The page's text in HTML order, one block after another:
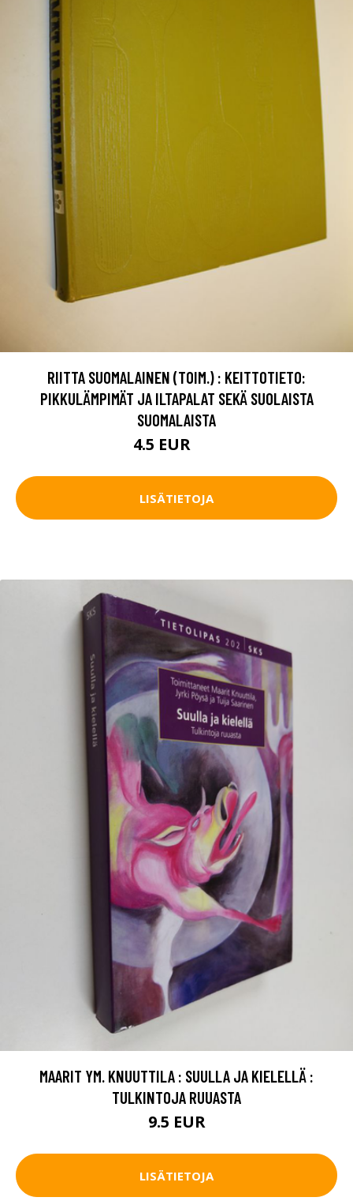
RIITTA SUOMALAINEN (TOIM.) : KEITTOTIETO:
PIKKULÄMPIMÄT JA ILTAPALAT SEKÄ SUOLAISTA
SUOMALAISTA
4.5 EUR
LISÄTIETOJA
MAARIT YM. KNUUTTILA : SUULLA JA KIELELLÄ :
TULKINTOJA RUUASTA
9.5 EUR
LISÄTIETOJA